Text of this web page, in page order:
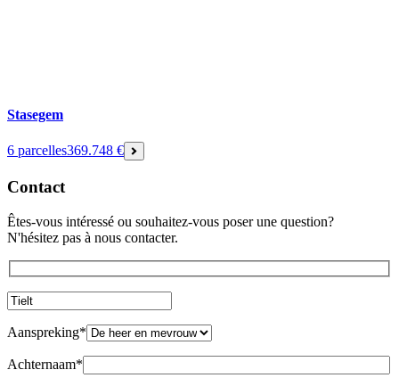
Stasegem
6 parcelles369.748 €
Contact
Êtes-vous intéressé ou souhaitez-vous poser une question?
N'hésitez pas à nous contacter.
Aanspreking*
Achternaam*